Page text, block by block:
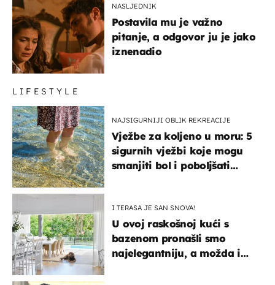
NASLJEDNIK
Postavila mu je važno
pitanje, a odgovor ju je jako
iznenadio
LIFESTYLE
NAJSIGURNIJI OBLIK REKREACIJE
Vježbe za koljeno u moru: 5
sigurnih vježbi koje mogu
smanjiti bol i poboljšati
I TERASA JE SAN SNOVA!
U ovoj raskošnoj kući s
bazenom pronašli smo
najelegantniju, a možda i